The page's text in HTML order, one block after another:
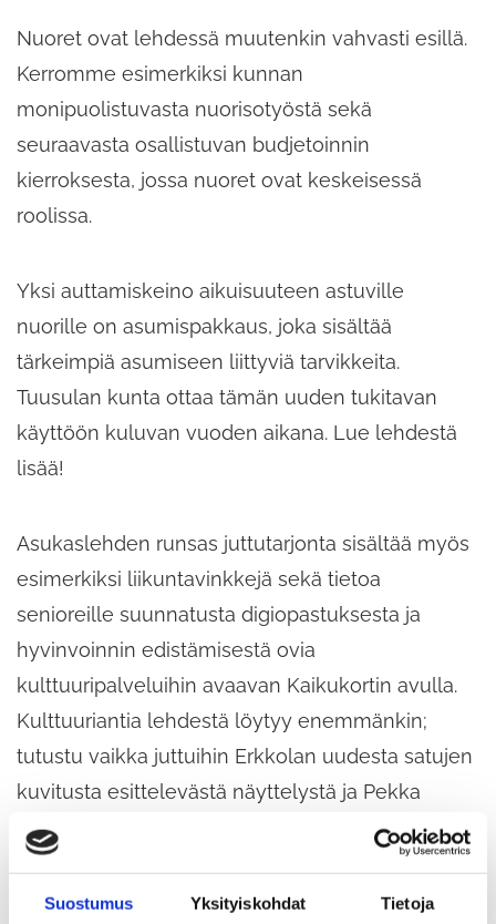
Suostumus Yksityiskohdat Tietoja
Nuoret ovat lehdessä muutenkin vahvasti esillä.
Kerromme esimerkiksi kunnan
monipuolistuvasta nuorisotyöstä sekä
seuraavasta osallistuvan budjetoinnin
kierroksesta, jossa nuoret ovat keskeisessä
roolissa.
Yksi auttamiskeino aikuisuuteen astuville
nuorille on asumispakkaus, joka sisältää
tärkeimpiä asumiseen liittyviä tarvikkeita.
Tuusulan kunta ottaa tämän uuden tukitavan
käyttöön kuluvan vuoden aikana. Lue lehdestä
lisää!
Asukaslehden runsas juttutarjonta sisältää myös
esimerkiksi liikuntavinkkejä sekä tietoa
senioreille suunnatusta digiopastuksesta ja
hyvinvoinnin edistämisestä ovia
kulttuuripalveluihin avaavan Kaikukortin avulla.
Kulttuuriantia lehdestä löytyy enemmänkin;
tutustu vaikka juttuihin Erkkolan uudesta satujen
kuvitusta esittelevästä näyttelystä ja Pekka
Halosen teosten matkasta Pariisiin.
Runsaan juttuannin lisäksi lehdessä on laaja